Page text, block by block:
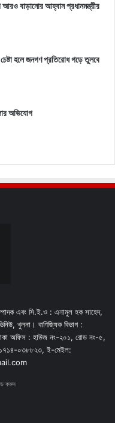
আরও বাড়ানোর আহ্বান প্রধানমন্ত্রীর
চেষ্টা হলে জনগণ প্রতিরোধ গড়ে তুলবে
অভিযোগ
এবং সি.ই.ও : এনামুল হক সাহেদ,
খুলনা। বাণিজ্যিক বিভাগ :
অফিস : হাউজ নং-২০১, রোড নং-৫,
০৩৮৮২৩, ই-মেইল:
করুন